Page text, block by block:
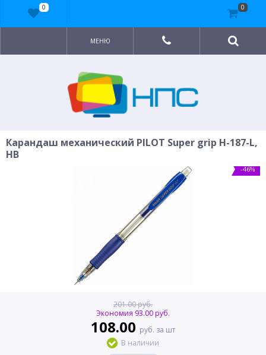
МЕНЮ
Карандаш механический PILOT Super grip H-187-L,
HB
-46%
201.00 руб.
Экономия 93.00 руб.
108.00 руб. за шт
В наличии
0 0